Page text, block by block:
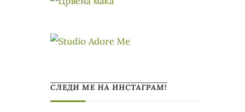
СЛЕДИ МЕ НА ИНСТАГРАМ!